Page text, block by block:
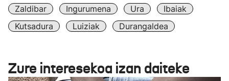
Zaldibar Ingurumena Ura
Ibaiak
Kutsadura
Luiziak Durangaldea
Zure interesekoa izan daiteke